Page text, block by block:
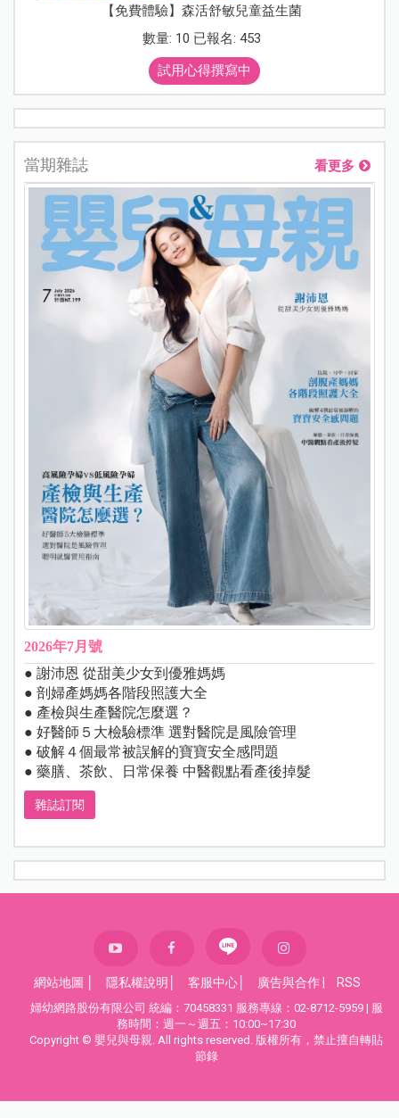
【免費體驗】森活舒敏兒童益生菌
數量: 10 已報名: 453
試用心得撰寫中
當期雜誌 看更多
2026年7月號
● 謝沛恩 從甜美少女到優雅媽媽
● 剖婦產媽媽各階段照護大全
● 產檢與生產醫院怎麼選？
● 好醫師５大檢驗標準 選對醫院是風險管理
● 破解４個最常被誤解的寶寶安全感問題
● 藥膳、茶飲、日常保養 中醫觀點看產後掉髮
雜誌訂閱
網站地圖 隱私權說明 客服中心 廣告與合作 RSS
婦幼網路股份有限公司 統編：70458331 服務專線：02-8712-5959 | 服
務時間：週一～週五：10:00~17:30
Copyright © 嬰兒與母親. All rights reserved. 版權所有，禁止擅自轉貼
節錄